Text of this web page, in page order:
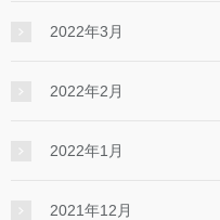
2022年3月
2022年2月
2022年1月
2021年12月